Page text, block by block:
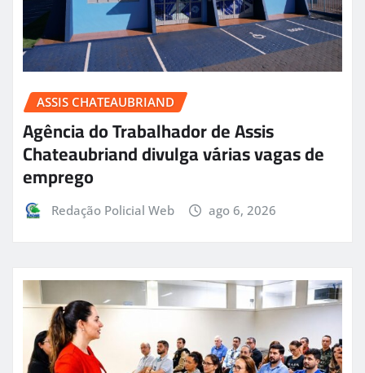
ASSIS CHATEAUBRIAND
Agência do Trabalhador de Assis
Chateaubriand divulga várias vagas de
emprego
Redação Policial Web ago 6, 2026